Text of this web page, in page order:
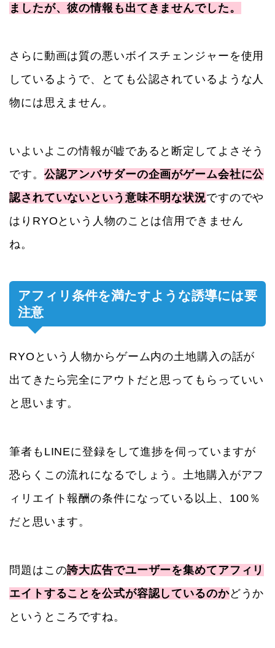
ましたが、彼の情報も出てきませんでした。
さらに動画は質の悪いボイスチェンジャーを使用
しているようで、とても公認されているような人
物には思えません。
いよいよこの情報が嘘であると断定してよさそう
です。 公認アンバサダーの企画がゲーム会社に公
認されていないという意味不明な状況ですのでや
はりRYOという人物のことは信用できません
ね。
アフィリ条件を満たすような誘導には要
注意
RYOという人物からゲーム内の土地購入の話が
出てきたら完全にアウトだと思ってもらっていい
と思います。
筆者もLINEに登録をして進捗を伺っていますが
恐らくこの流れになるでしょう。土地購入がアフ
ィリエイト報酬の条件になっている以上、100％
だと思います。
問題はこの誇大広告でユーザーを集めてアフィリ
エイトすることを公式が容認しているのかどうか
というところですね。